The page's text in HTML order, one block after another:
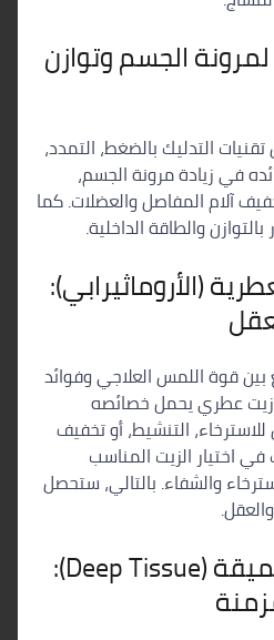
لمرونة الجسم وتوازن
التدليك بالضغط، التمدد،
في زيادة مرونة الجسم،
آلام المفاصل والعضلات. كما
والطاقة الداخلية.
(الأروماثيرابي):
قوة اللمس العلاجي وفوائد
زيت عطري يحمل خصائصه
التنشيط، أو تخفيف
اختيار الزيت المناسب
والشفاء. بالتالي، ستحصل
مساج الأنسجة العميقة (Deep Tissue):